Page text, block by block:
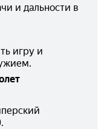
и дальности в
игру и